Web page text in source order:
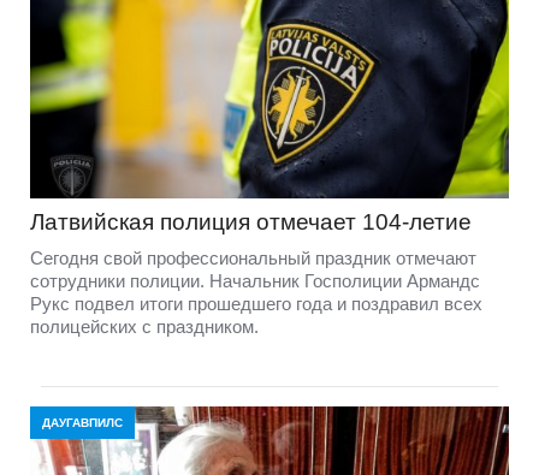
Латвийская полиция отмечает 104-летие
Сегодня свой профессиональный праздник отмечают
сотрудники полиции. Начальник Госполиции Армандс
Рукс подвел итоги прошедшего года и поздравил всех
полицейских с праздником.
ДАУГАВПИЛС